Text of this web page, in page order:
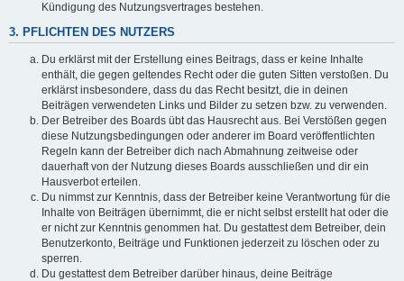
Kündigung des Nutzungsvertrages bestehen.
3. PFLICHTEN DES NUTZERS
Du erklärst mit der Erstellung eines Beitrags, dass er keine Inhalte
enthält, die gegen geltendes Recht oder die guten Sitten verstoßen. Du
erklärst insbesondere, dass du das Recht besitzt, die in deinen
Beiträgen verwendeten Links und Bilder zu setzen bzw. zu verwenden.
Der Betreiber des Boards übt das Hausrecht aus. Bei Verstößen gegen
diese Nutzungsbedingungen oder anderer im Board veröffentlichten
Regeln kann der Betreiber dich nach Abmahnung zeitweise oder
dauerhaft von der Nutzung dieses Boards ausschließen und dir ein
Hausverbot erteilen.
Du nimmst zur Kenntnis, dass der Betreiber keine Verantwortung für die
Inhalte von Beiträgen übernimmt, die er nicht selbst erstellt hat oder die
er nicht zur Kenntnis genommen hat. Du gestattest dem Betreiber, dein
Benutzerkonto, Beiträge und Funktionen jederzeit zu löschen oder zu
sperren.
Du gestattest dem Betreiber darüber hinaus, deine Beiträge